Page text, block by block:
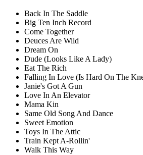
Back In The Saddle
Big Ten Inch Record
Come Together
Deuces Are Wild
Dream On
Dude (Looks Like A Lady)
Eat The Rich
Falling In Love (Is Hard On The
Janie's Got A Gun
Love In An Elevator
Mama Kin
Same Old Song And Dance
Sweet Emotion
Toys In The Attic
Train Kept A-Rollin'
Walk This Way